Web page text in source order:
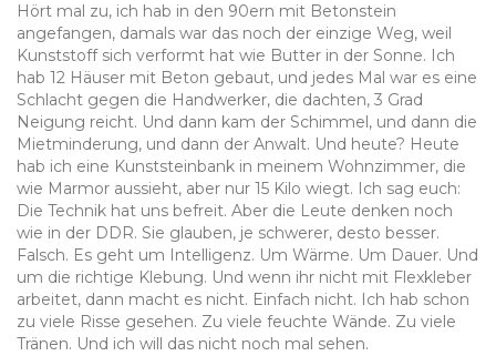
Hört mal zu, ich hab in den 90ern mit Betonstein
angefangen, damals war das noch der einzige Weg, weil
Kunststoff sich verformt hat wie Butter in der Sonne. Ich
hab 12 Häuser mit Beton gebaut, und jedes Mal war es eine
Schlacht gegen die Handwerker, die dachten, 3 Grad
Neigung reicht. Und dann kam der Schimmel, und dann die
Mietminderung, und dann der Anwalt. Und heute? Heute
hab ich eine Kunststeinbank in meinem Wohnzimmer, die
wie Marmor aussieht, aber nur 15 Kilo wiegt. Ich sag euch:
Die Technik hat uns befreit. Aber die Leute denken noch
wie in der DDR. Sie glauben, je schwerer, desto besser.
Falsch. Es geht um Intelligenz. Um Wärme. Um Dauer. Und
um die richtige Klebung. Und wenn ihr nicht mit Flexkleber
arbeitet, dann macht es nicht. Einfach nicht. Ich hab schon
zu viele Risse gesehen. Zu viele feuchte Wände. Zu viele
Tränen. Und ich will das nicht noch mal sehen.